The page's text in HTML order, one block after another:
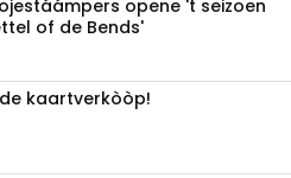
opene 't seizoen
of de Bends'
kaartverkòòp!